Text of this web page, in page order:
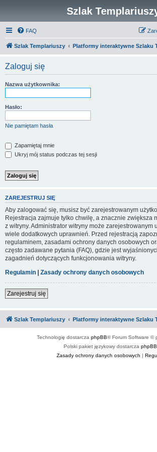
Szlak
FAQ
Szlak Templariuszy Platformy interaktywne Szlaku
Zaloguj się
Nazwa użytkownika:
Hasło:
Nie pamiętam hasła
Zapamiętaj mnie
Ukryj mój status podczas tej sesji
ZAREJESTRUJ SIĘ
Aby zalogować się, musisz być zarejestrowanym
Rejestracja zajmuje tylko chwilę, a znacznie zwiększa
z witryny. Administrator witryny może zarejestrowanym
wiele dodatkowych uprawnień. Przed rejestracją
regulaminem, zasadami ochrony danych osobowych
często zadawane pytania (FAQ), gdzie jest
zagadnień dotyczących funkcjonowania witryny.
Regulamin | Zasady ochrony danych osobowych
Zarejestruj się
Szlak Templariuszy Platformy interaktywne Szlaku
Technologię dostarcza phpBB® Forum Software ©
Polski pakiet językowy dostarcza
Zasady ochrony danych osobowych |